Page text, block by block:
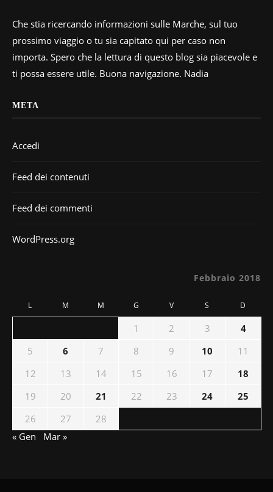
Che stia ricercando informazioni sulle Marche, sul tuo
prossimo viaggio o tu sia capitato qui per caso non
importa. Spero che la lettura di questo blog sia piacevole e
ti possa essere utile. Buona navigazione. Nadia
META
Accedi
Feed dei contenuti
Feed dei commenti
WordPress.org
Febbraio 2018
L M M G V S D
1 2 3
4
5
6 7 8 9 10
11
12
13 14 15 16 17
18
19
20 21 22 23 24
25
26
27
28
« Gen
Mar »